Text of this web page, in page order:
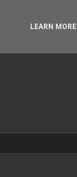
LEARN MORE